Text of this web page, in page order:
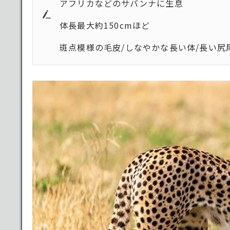
アフリカなどのサバンナに生息
体長最大約150cmほど
斑点模様の毛皮/しなやかな長い体/長い尻